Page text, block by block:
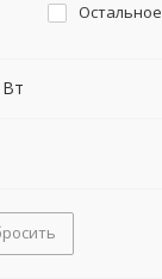
Остальное